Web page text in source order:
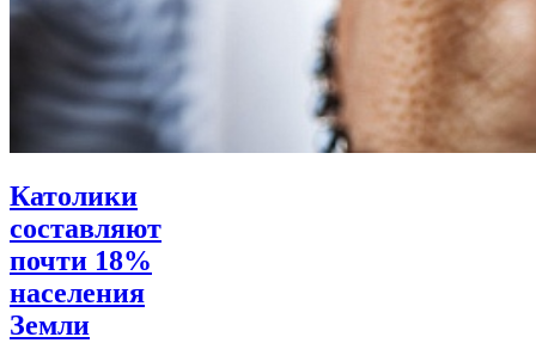
Католики
составляют
почти 18%
населения
Земли